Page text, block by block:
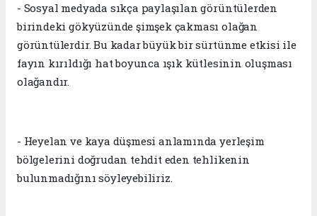
- Sosyal medyada sıkça paylaşılan görüntülerden
birindeki gökyüzünde şimşek çakması olağan
görüntülerdir. Bu kadar büyük bir sürtünme etkisi ile
fayın kırıldığı hat boyunca ışık kütlesinin oluşması
olağandır.
- Heyelan ve kaya düşmesi anlamında yerleşim
bölgelerini doğrudan tehdit eden tehlikenin
bulunmadığını söyleyebiliriz.